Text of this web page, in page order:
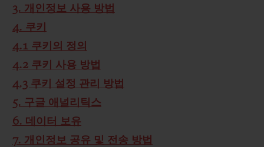
3. 개인정보 사용 방법
4. 쿠키
4.1 쿠키의 정의
4.2 쿠키 사용 방법
4.3 쿠키 설정 관리 방법
5. 구글 애널리틱스
6. 데이터 보유
7. 개인정보 공유 및 전송 방법